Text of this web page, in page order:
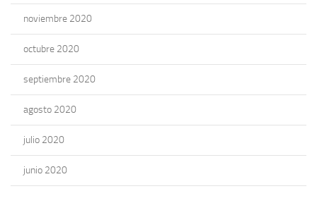
noviembre 2020
octubre 2020
septiembre 2020
agosto 2020
julio 2020
junio 2020